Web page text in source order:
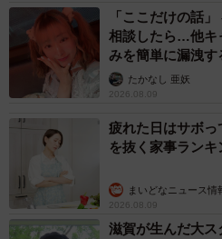
「ここだけの話
相談したら…他キャス
みを簡単に漏洩す
ャストに取材】
たかなし 亜妖
2026.08.09
疲れた日はサボ
を抜く家事ラン
まいどなニュース情
2026.08.09
滋賀が生んだ大